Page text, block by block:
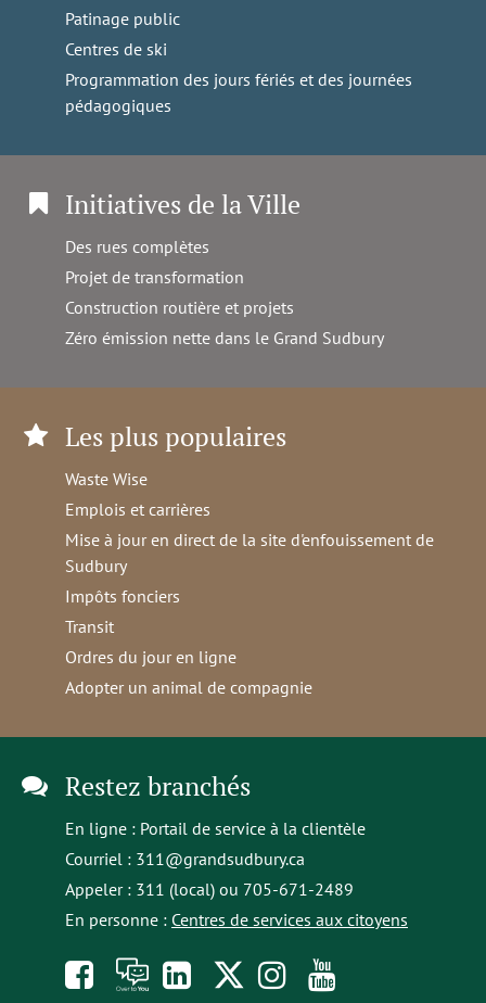
Patinage public
Centres de ski
Programmation des jours fériés et des journées
pédagogiques
Initiatives de la Ville
Des rues complètes
Projet de transformation
Construction routière et projets
Zéro émission nette dans le Grand Sudbury
Les plus populaires
Waste Wise
Emplois et carrières
Mise à jour en direct de la site d'enfouissement de
Sudbury
Impôts fonciers
Transit
Ordres du jour en ligne
Adopter un animal de compagnie
Restez branchés
En ligne : Portail de service à la clientèle
Courriel : 311@grandsudbury.ca
Appeler : 311 (local) ou 705-671-2489
En personne : Centres de services aux citoyens
Like À
opensFollowFollow